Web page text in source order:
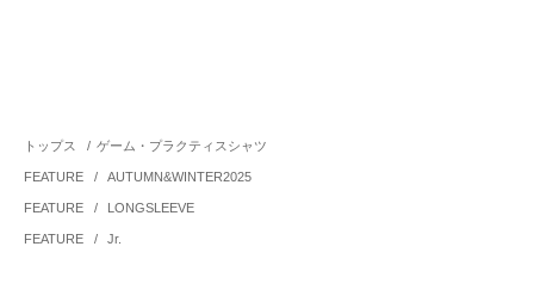
トップス / ゲーム・プラクティスシャツ
FEATURE / AUTUMN&WINTER2025
FEATURE / LONGSLEEVE
FEATURE / Jr.